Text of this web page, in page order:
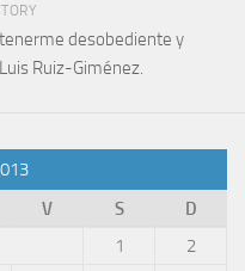
desobediente y
Ruiz-Giménez.
V S D
1
2